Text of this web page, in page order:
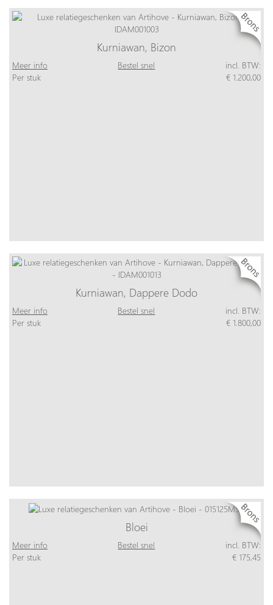
Kurniawan, Bizon
Meer info Bestel snel
incl. BTW:
Per stuk
€ 1.200,00
Kurniawan, Dappere Dodo
Meer info Bestel snel
incl. BTW:
Per stuk
€ 1.800,00
Bloei
Meer info Bestel snel
incl. BTW:
Per stuk
€ 175,45